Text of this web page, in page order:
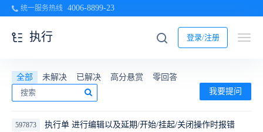
统一服务热线 4006-8899-23
登录/注册
执行
全部 未解决 已解决 高分悬赏
零回答
我要提问
597873 执行单 进行编辑以及延期/开始/挂起/关闭操作时报错